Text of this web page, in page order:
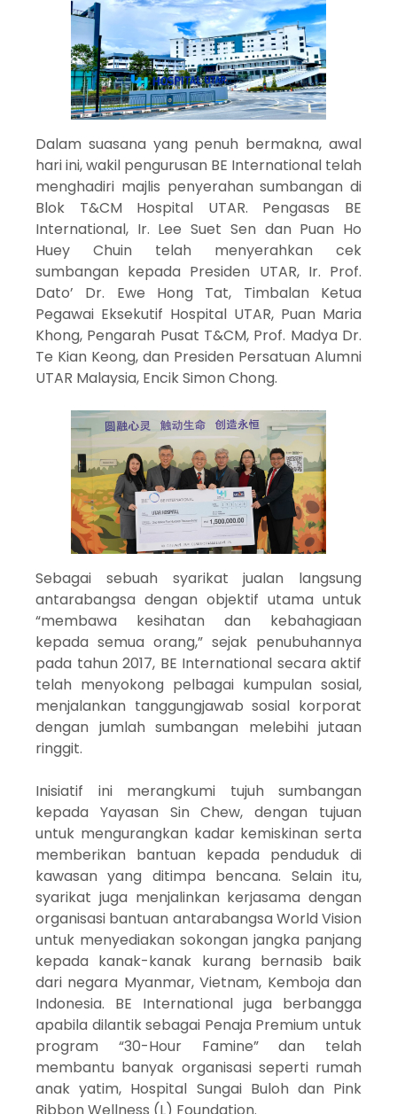
Dalam suasana yang penuh bermakna, awal
hari ini, wakil pengurusan BE International telah
menghadiri majlis penyerahan sumbangan di
Blok T&CM Hospital UTAR. Pengasas BE
International, Ir. Lee Suet Sen dan Puan Ho
Huey Chuin telah menyerahkan cek
sumbangan kepada Presiden UTAR, Ir. Prof.
Dato’ Dr. Ewe Hong Tat, Timbalan Ketua
Pegawai Eksekutif Hospital UTAR, Puan Maria
Khong, Pengarah Pusat T&CM, Prof. Madya Dr.
Te Kian Keong, dan Presiden Persatuan Alumni
UTAR Malaysia, Encik Simon Chong.
Sebagai sebuah syarikat jualan langsung
antarabangsa dengan objektif utama untuk
“membawa kesihatan dan kebahagiaan
kepada semua orang,” sejak penubuhannya
pada tahun 2017, BE International secara aktif
telah menyokong pelbagai kumpulan sosial,
menjalankan tanggungjawab sosial korporat
dengan jumlah sumbangan melebihi jutaan
ringgit.
Inisiatif ini merangkumi tujuh sumbangan
kepada Yayasan Sin Chew, dengan tujuan
untuk mengurangkan kadar kemiskinan serta
memberikan bantuan kepada penduduk di
kawasan yang ditimpa bencana. Selain itu,
syarikat juga menjalinkan kerjasama dengan
organisasi bantuan antarabangsa World Vision
untuk menyediakan sokongan jangka panjang
kepada kanak-kanak kurang bernasib baik
dari negara Myanmar, Vietnam, Kemboja dan
Indonesia. BE International juga berbangga
apabila dilantik sebagai Penaja Premium untuk
program “30-Hour Famine” dan telah
membantu banyak organisasi seperti rumah
anak yatim, Hospital Sungai Buloh dan Pink